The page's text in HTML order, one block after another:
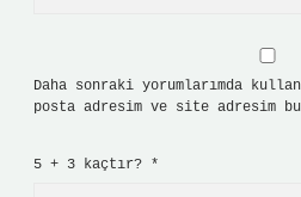
Daha sonraki yorumlarımda
posta adresim ve site adresim
5 + 3 kaçtır? *